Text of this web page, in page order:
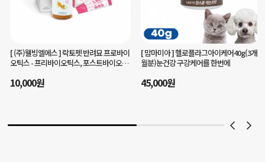
[ 맘마미아 ]헬로플라그아이케어40g(3개
월분)눈건강 구강케어를 한번에
45,000원
[ 주식회사 유니콘 ]챔프로 말티즈 전용 강
아지 영양제 1~3단계 맞춤형
35,000원
% 25,000